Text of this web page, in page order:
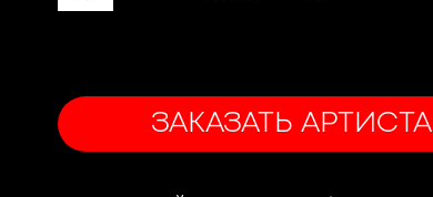
ЗАКАЗАТЬ АРТИСТА